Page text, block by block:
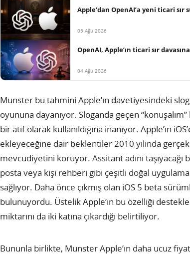
Apple’dan OpenAI’a yeni ticari sır
05 Ağu 2026
OpenAI, Apple’ın ticari sır
04 Ağu 2026
Munster bu tahmini Apple’ın davetiyesindeki
oyununa dayanıyor. Sloganda geçen
bir atıf olarak kullanıldığına inanıyor. Apple’ın
ekleyeceğine dair beklentiler 2010 yılında
mevcudiyetini koruyor. Assitant adını
posta veya kişi rehberi gibi çeşitli doğal
sağlıyor. Daha önce çıkmış olan iOS 5 beta
bulunuyordu. Üstelik Apple’ın bu özelliği
miktarını da iki katına çıkardığı belirtiliyor.
Bununla birlikte, Munster Apple’ın daha ucuz